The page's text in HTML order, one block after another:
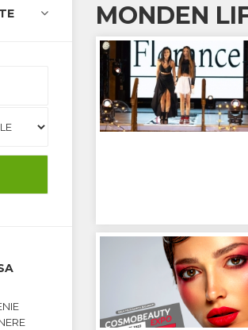
MONDEN